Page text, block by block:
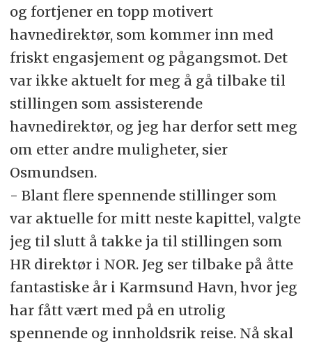
og fortjener en topp motivert
havnedirektør, som kommer inn med
friskt engasjement og pågangsmot. Det
var ikke aktuelt for meg å gå tilbake til
stillingen som assisterende
havnedirektør, og jeg har derfor sett meg
om etter andre muligheter, sier
Osmundsen.
- Blant flere spennende stillinger som
var aktuelle for mitt neste kapittel, valgte
jeg til slutt å takke ja til stillingen som
HR direktør i NOR. Jeg ser tilbake på åtte
fantastiske år i Karmsund Havn, hvor jeg
har fått vært med på en utrolig
spennende og innholdsrik reise. Nå skal